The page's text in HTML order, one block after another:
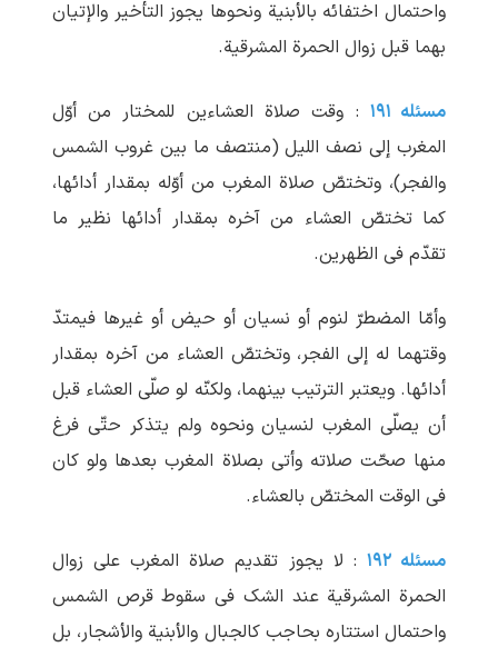
واحتمال اختفائه بالأبنیة ونحوها یجوز التأخیر والإتیان
بهما قبل زوال الحمرة المشرقیة.
مسئله ۱۹۱
: وقت صلاة العشاءین للمختار من أوّل
المغرب إلی نصف اللیل (منتصف ما بین غروب الشمس
والفجر)، وتختصّ صلاة المغرب من أوّله بمقدار أدائها،
کما تختصّ العشاء من آخره بمقدار أدائها نظیر ما
تقدّم فی الظهرین.
وأمّا المضطرّ لنوم أو نسیان أو حیض أو غیرها فیمتدّ
وقتهما له إلی الفجر، وتختصّ العشاء من آخره بمقدار
أدائها. ویعتبر الترتیب بینهما، ولکنّه لو صلّی العشاء قبل
أن یصلّی المغرب لنسیان ونحوه ولم یتذکر حتّی فرغ
منها صحّت صلاته وأتی بصلاة المغرب بعدها ولو کان
فی الوقت المختصّ بالعشاء.
مسئله ۱۹۲
: لا یجوز تقدیم صلاة المغرب علی زوال
الحمرة المشرقیة عند الشک فی سقوط قرص الشمس
واحتمال استتاره بحاجب کالجبال والأبنیة والأشجار، بل